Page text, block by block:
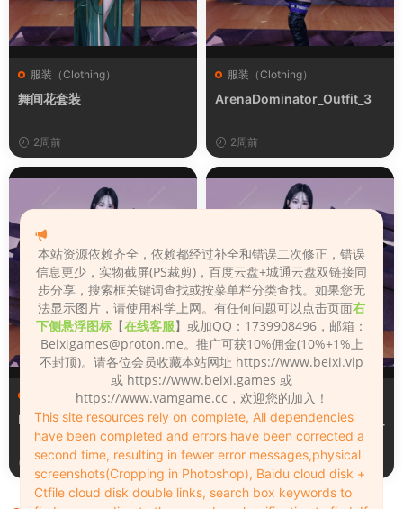
服装（Clothing）
舞间花套装
2周前
服装（Clothing）
ArenaDominator_Outfit_3
2周前
服装（Clothing）
Leopard_print_office_suit
2周前
服装（Clothing）
Lacquer_leather_two_tone_
tight_mini_skirt
2周前
本站资源依赖齐全，依赖都经过补全和错误二次修正，错误
信息更少，实物截屏(PS裁剪)，百度云盘+城通云盘双链接同
步分享，搜索框关键词查找或按菜单栏分类查找。如果您无
法显示图片，请使用科学上网。有任何问题可以点击页面右
下侧悬浮图标 【在线客服】或加QQ：1739908496，邮箱：
Beixigames@proton.me。推广可获10%佣金(10%+1%上
不封顶)。请各位会员收藏本站网址 https://www.beixi.vip
或 https://www.beixi.games 或
https://www.vamgame.cc，欢迎您的加入！
This site resources rely on complete, All dependencies
have been completed and errors have been corrected a
second time, resulting in fewer error messages,physical
screenshots(Cropping in Photoshop), Baidu cloud disk +
Ctfile cloud disk double links, search box keywords to